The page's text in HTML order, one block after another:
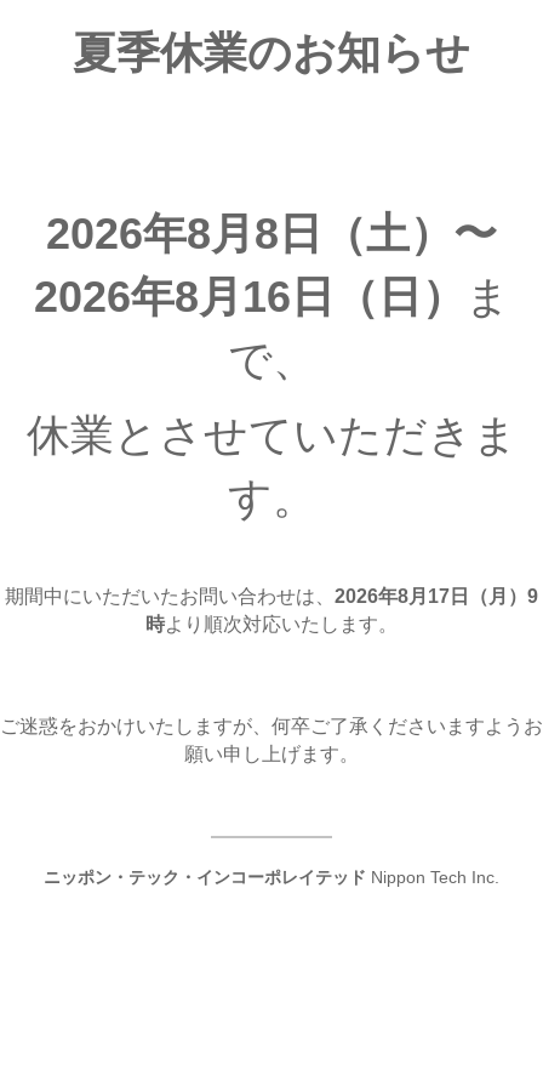
夏季休業のお知らせ
2026年8月8日（土）〜
2026年8月16日（日）
ま
で、
休業とさせていただきま
す。
期間中にいただいたお問い合わせは、 2026年8月17日（月 ）9
時より順次対応いたします。
ご迷惑をおかけいたしますが、何卒ご了承くださいますようお
願い申し上げます。
ニッポン・テック・インコーポレイテッド Nippon Tech Inc.